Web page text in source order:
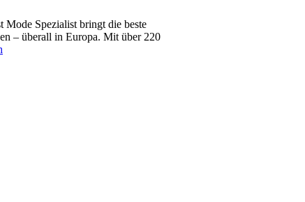
Mode Spezialist bringt die beste
– überall in Europa. Mit über 220